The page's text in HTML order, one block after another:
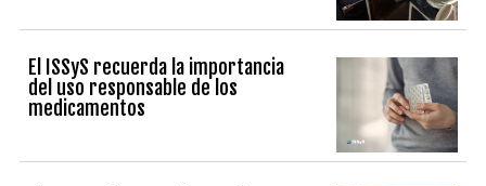
El ISSyS recuerda la importancia
del uso responsable de los
medicamentos